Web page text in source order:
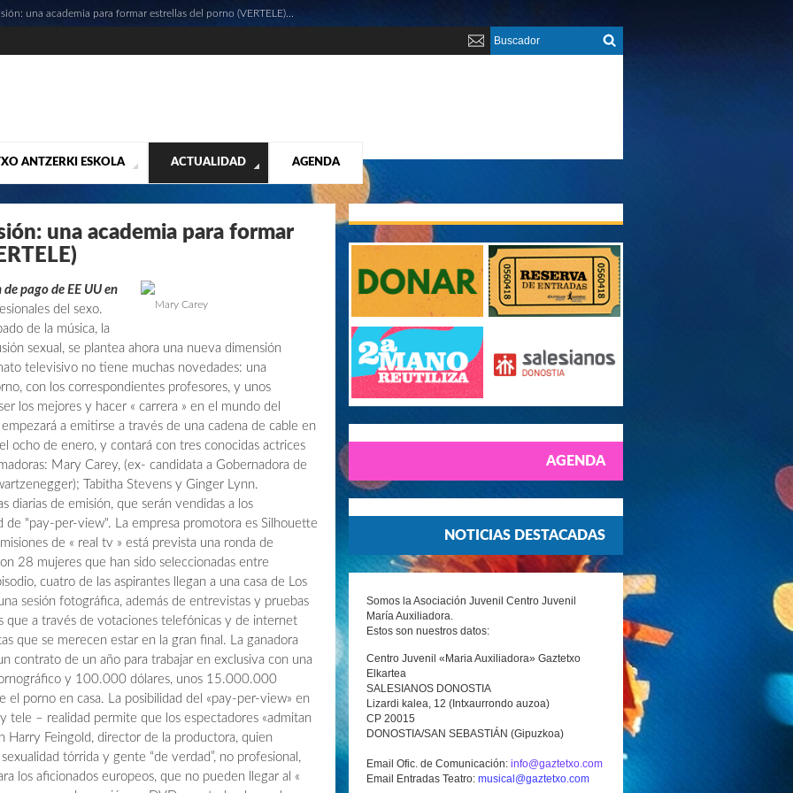
CONTACTO ¡VUELA ALTO RUBÉN!
ANTZERKI ESKOLA
MUSICALES MATERIAL SEGUNDA MANO VENTA
ACTUALIDAD
DESTACADOS VIDEOS
AGENDA
una academia para formar estrellas del porno (VERTELE)...
AGENDA
NOTICIAS DESTACADAS
Somos la Asociación Juvenil Centro Juvenil
María Auxiliadora.
Estos son nuestros datos:
Centro Juvenil «Maria Auxiliadora» Gaztetxo
Elkartea
SALESIANOS DONOSTIA
Lizardi kalea, 12 (Intxaurrondo auzoa)
CP 20015
DONOSTIA/SAN SEBASTIÁN (Gipuzkoa)
Email Ofic. de Comunicación: info@gaztetxo.com
Email Entradas Teatro: musical@gaztetxo.com
una academia para formar
Mary Carey
pago de EE UU en
del sexo.
de la música, la
sexual, se plantea ahora una nueva dimensión
televisivo no tiene muchas novedades: una
con los correspondientes profesores, y unos
los mejores y hacer « carrera » en el mundo del
a emitirse a través de una cadena de cable en
ocho de enero, y contará con tres conocidas actrices
Mary Carey, (ex- candidata a Gobernadora de
Tabitha Stevens y Ginger Lynn.
diarias de emisión, que serán vendidas a los
de "pay-per-view". La empresa promotora es Silhouette
de « real tv » está prevista una ronda de
28 mujeres que han sido seleccionadas entre
cuatro de las aspirantes llegan a una casa de Los
sesión fotográfica, además de entrevistas y pruebas
que a través de votaciones telefónicas y de internet
que se merecen estar en la gran final. La ganadora
contrato de un año para trabajar en exclusiva con una
y 100.000 dólares, unos 15.000.000
el porno en casa. La posibilidad del «pay-per-view» en
tele – realidad permite que los espectadores «admitan
Harry Feingold, director de la productora, quien
tórrida y gente “de verdad”, no profesional,
los aficionados europeos, que no pueden llegar al «